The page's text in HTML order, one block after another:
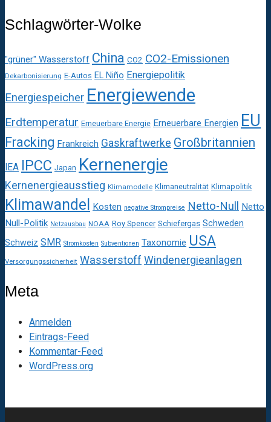
Schlagwörter-Wolke
"grüner" Wasserstoff China CO2 CO2-Emissionen
Dekarbonisierung E-Autos EL Niño Energiepolitik
Energiespeicher Energiewende
Erdtemperatur Erneuerbare Energie Erneuerbare Energien EU
Fracking Frankreich Gaskraftwerke Großbritannien
IEA IPCC Japan Kernenergie
Kernenergieausstieg Klimamodelle Klimaneutralität Klimapolitik
Klimawandel Kosten negative Strompreise Netto-Null Netto
Null-Politik Netzausbau NOAA Roy Spencer Schiefergas Schweden
Schweiz SMR Stromkosten Subventionen Taxonomie USA
Versorgungssicherheit Wasserstoff Windenergieanlagen
Meta
Anmelden
Eintrags-Feed
Kommentar-Feed
WordPress.org